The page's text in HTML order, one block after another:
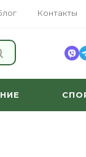
Контакты